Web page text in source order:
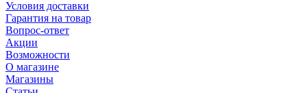
Условия доставки
Гарантия на товар
Вопрос-ответ
Акции
Возможности
О магазине
Магазины